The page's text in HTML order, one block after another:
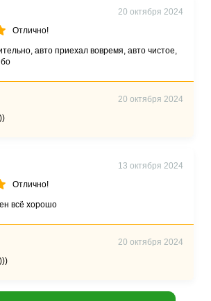
20 октября 2024
Отлично!
авто приехал вовремя, авто чистое,
20 октября 2024
13 октября 2024
Отлично!
всё хорошо
20 октября 2024